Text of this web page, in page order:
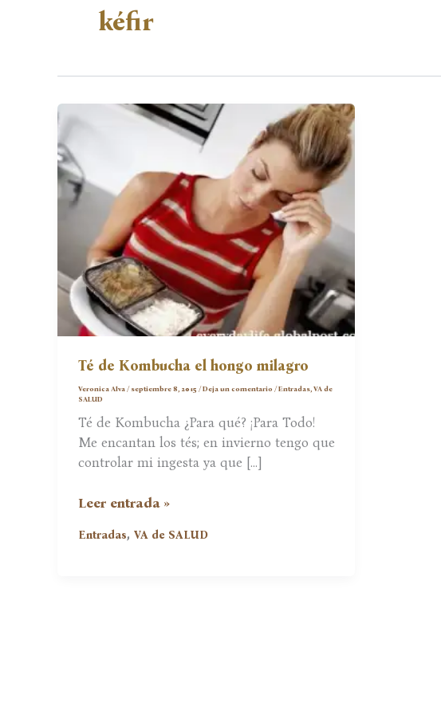
kéfir
Té de Kombucha el hongo milagro
Veronica Alva / septiembre 8, 2015 /Deja un comentario /Entradas, VA de
SALUD
Té de Kombucha ¿Para qué? ¡Para Todo!
Me encantan los tés; en invierno tengo que
controlar mi ingesta ya que […]
Té
Kombucha
Leer entrada »
Entradas, VA de SALUD